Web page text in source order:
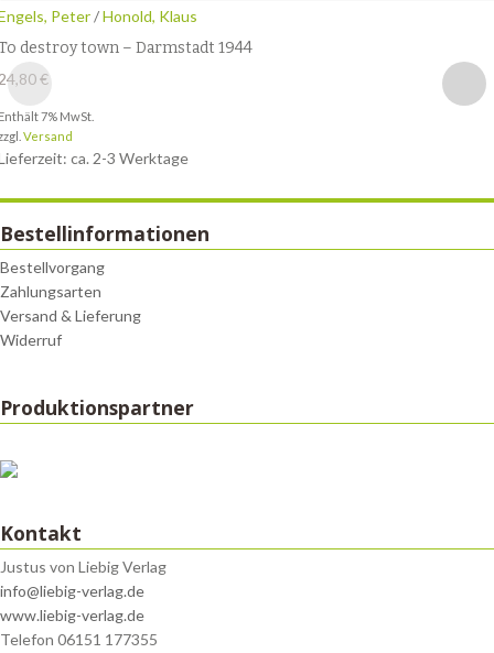
Peter/Honold, Klaus
destroy town – Darmstadt 1944
€
7% MwSt.
Versand
ca. 2-3 Werktage
Bestellinformationen
Bestellvorgang
Zahlungsarten
Versand & Lieferung
Widerruf
Produktionspartner
Kontakt
Justus von Liebig Verlag
info@liebig-verlag.de
www.liebig-verlag.de
Telefon 06151 177355